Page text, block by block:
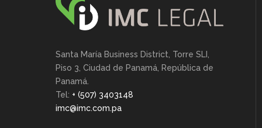
Santa María Business District, Torre SLI,
Piso 3, Ciudad de Panamá, República de
Panamá.
Tel: + (507) 3403148
imc@imc.com.pa